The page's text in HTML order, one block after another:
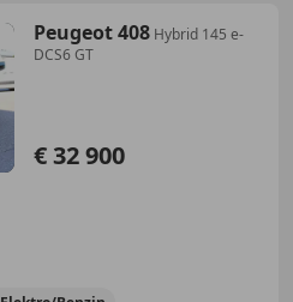
Peugeot 408 Hybrid 145 e-
DCS6 GT
€ 32 900